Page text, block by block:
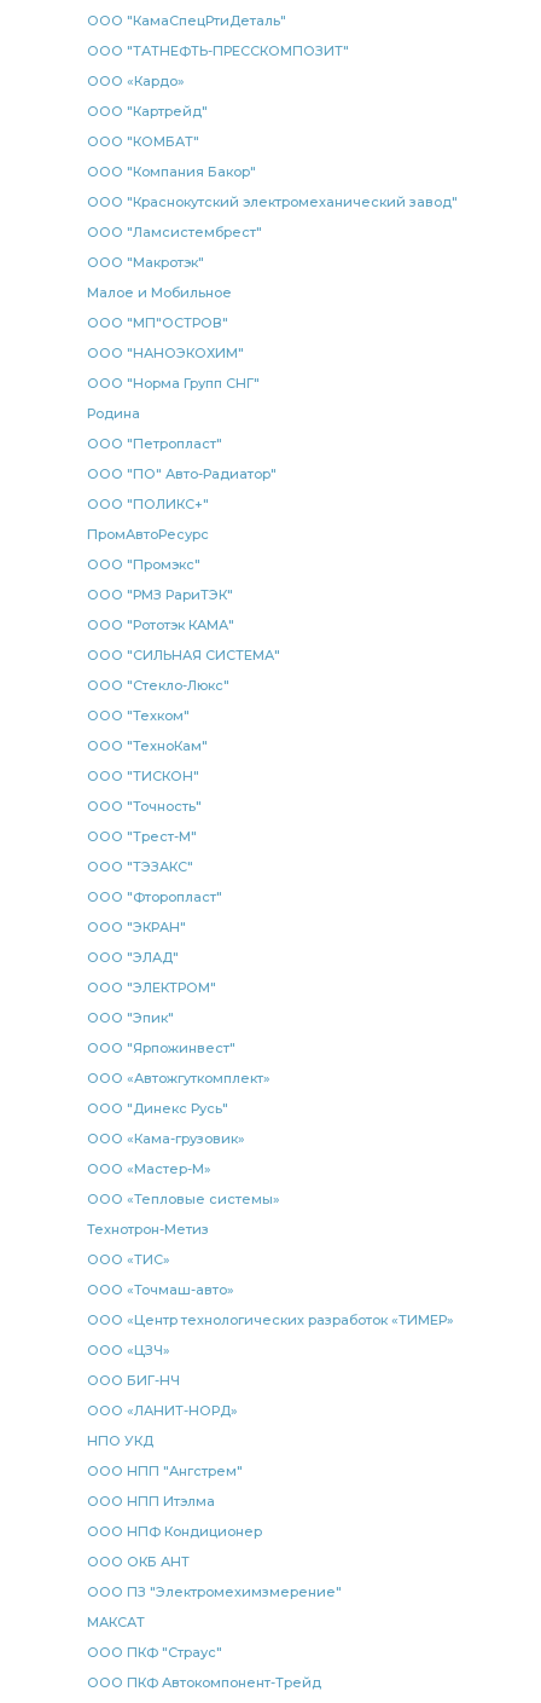
ООО "КамаСпецРтиДеталь"
ООО "ТАТНЕФТЬ-ПРЕССКОМПОЗИТ"
ООО «Кардо»
ООО "Картрейд"
ООО "КОМБАТ"
ООО "Компания Бакор"
ООО "Краснокутский электромеханический завод"
ООО "Ламсистембрест"
ООО "Макротэк"
Малое и Мобильное
ООО "МП"ОСТРОВ"
ООО "НАНОЭКОХИМ"
ООО "Норма Групп СНГ"
Родина
ООО "Петропласт"
ООО "ПО" Авто-Радиатор"
ООО "ПОЛИКС+"
ПромАвтоРесурс
ООО "Промэкс"
ООО "РМЗ РариТЭК"
ООО "Рототэк КАМА"
ООО "СИЛЬНАЯ СИСТЕМА"
ООО "Стекло-Люкс"
ООО "Техком"
ООО "ТехноКам"
ООО "ТИСКОН"
ООО "Точность"
ООО "Трест-М"
ООО "ТЭЗАКС"
ООО "Фторопласт"
ООО "ЭКРАН"
ООО "ЭЛАД"
ООО "ЭЛЕКТРОМ"
ООО "Эпик"
ООО "Ярпожинвест"
ООО «Автожгуткомплект»
ООО "Динекс Русь"
ООО «Кама-грузовик»
ООО «Мастер-М»
ООО «Тепловые системы»
Технотрон-Метиз
ООО «ТИС»
ООО «Точмаш-авто»
ООО «Центр технологических разработок «ТИМЕР»
ООО «ЦЗЧ»
ООО БИГ-НЧ
ООО «ЛАНИТ-НОРД»
НПО УКД
ООО НПП "Ангстрем"
ООО НПП Итэлма
ООО НПФ Кондиционер
ООО ОКБ АНТ
ООО ПЗ "Электромехимзмерение"
МАКСАТ
ООО ПКФ "Страус"
ООО ПКФ Автокомпонент-Трейд